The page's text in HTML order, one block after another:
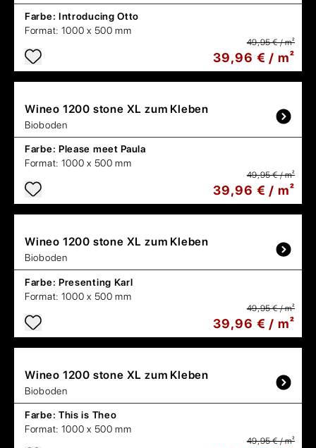
Farbe: Introducing Otto
Format: 1000 x 500 mm
49,95 € / m²
39,96 € / m²
Wineo 1200 stone XL zum Kleben
Bioboden
Farbe: Please meet Paula
Format: 1000 x 500 mm
49,95 € / m²
39,96 € / m²
Wineo 1200 stone XL zum Kleben
Bioboden
Farbe: Presenting Karl
Format: 1000 x 500 mm
49,95 € / m²
39,96 € / m²
Wineo 1200 stone XL zum Kleben
Bioboden
Farbe: This is Theo
Format: 1000 x 500 mm
49,95 € / m²